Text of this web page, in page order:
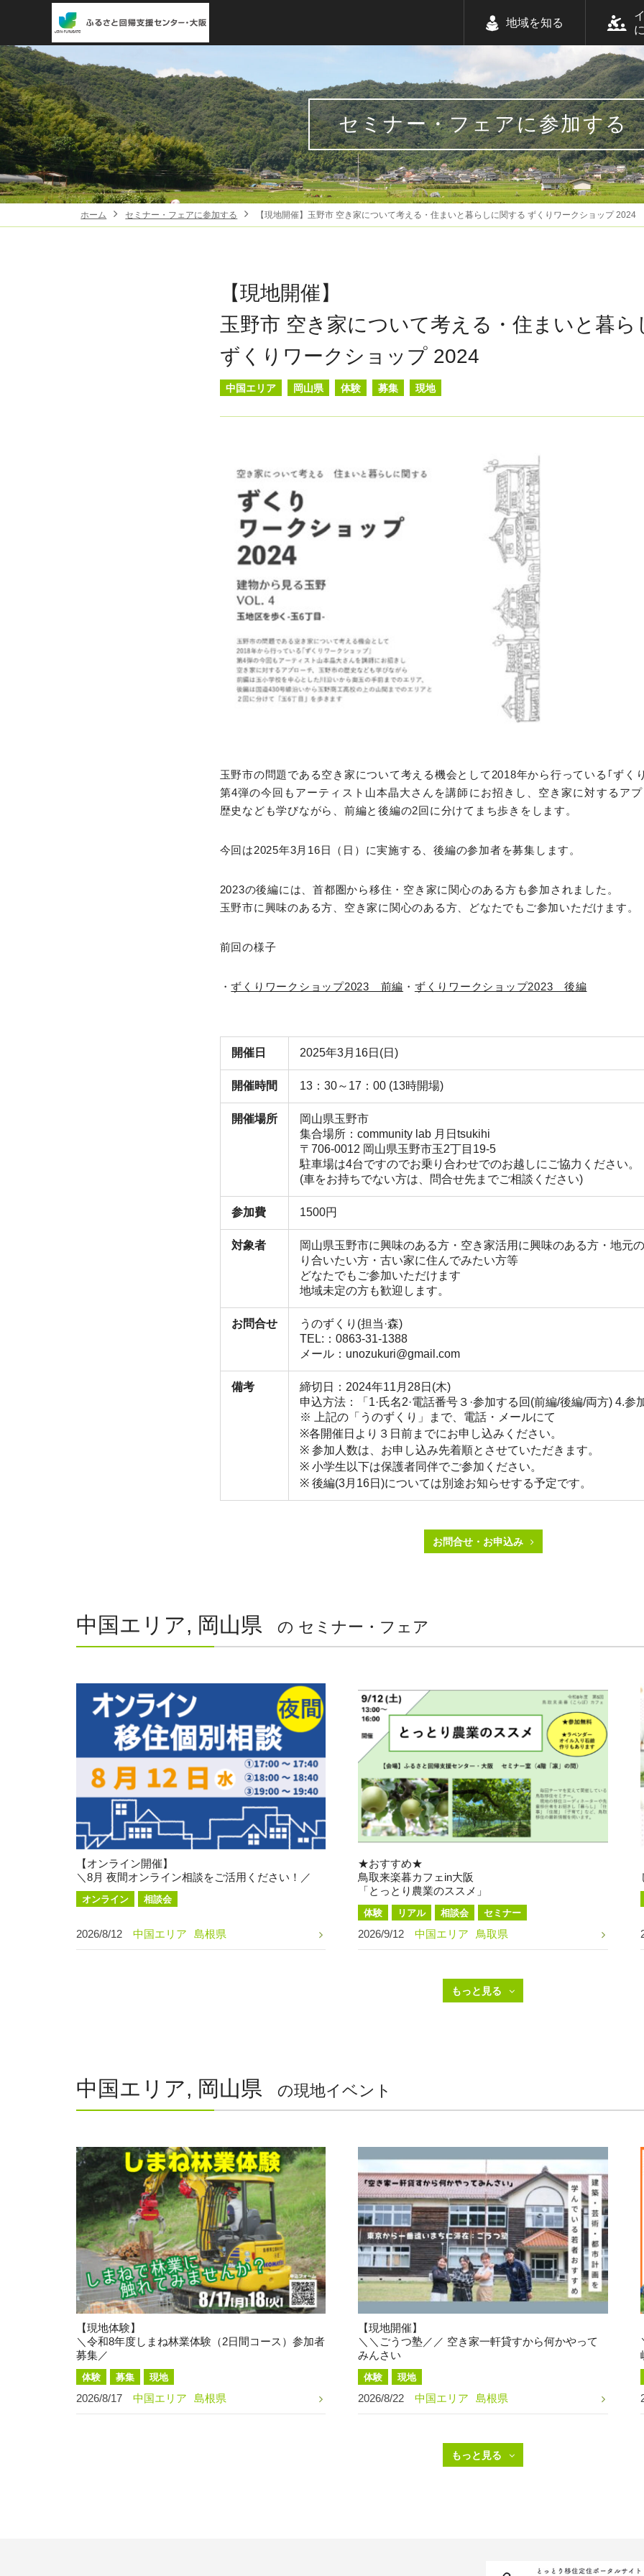
地域を知る
セミナー・フェアに参加する
ホーム セミナー・フェアに参加する 【現地開催】玉野市 空き家について考える・住まいと暮らしに関する ずくりワークショップ 2024
【現地開催】
玉野市 空き家について考える・住まいと暮ら
ずくりワークショップ 2024
中国エリア 岡山県 体験 募集 現地
玉野市の問題である空き家について考える機会として2018年から行っている｢ずく
第4弾の今回もアーティスト山本晶大さんを講師にお招きし、空き家に対するア
歴史なども学びながら、前編と後編の2回に分けてまち歩きをします。
今回は2025年3月16日（日）に実施する、後編の参加者を募集します。
2023の後編には、首都圏から移住・空き家に関心のある方も参加されました。
玉野市に興味のある方、空き家に関心のある方、どなたでもご参加いただけます。
前回の様子
・ずくりワークショップ2023 前編 ・ ずくりワークショップ2023 後編
開催日 2025年3月16日(日)
開催時間 13：30～17：00 (13時開場)
開催場所
岡山県玉野市
集合場所：community lab 月日tsukihi
〒706-0012 岡山県玉野市玉2丁目19-5
駐車場は4台ですのでお乗り合わせでのお越しにご協力ください。
(車をお持ちでない方は、問合せ先までご相談ください)
参加費 1500円
対象者
岡山県玉野市に興味のある方・空き家活用に興味のある方・地元
り合いたい方・古い家に住んでみたい方等
どなたでもご参加いただけます
地域未定の方も歓迎します。
お問合せ
うのずくり(担当·森)
TEL:：0863-31-1388
メール：unozukuri@gmail.com
備考
締切日：2024年11月28日(木)
申込方法：「1·氏名2·電話番号３·参加する回(前編/後編/両方) 4.参
※ 上記の「うのずくり」まで、電話・メールにて
※各開催日より３日前までにお申し込みください。
※ 参加人数は、お申し込み先着順とさせていただきます。
※ 小学生以下は保護者同伴でご参加ください。
※ 後編(3月16日)については別途お知らせする予定です。
お問合せ・お申込み
中国エリア, 岡山県 の セミナー・フェア
【オンライン開催】
＼8月 夜間オンライン相談をご活用ください！／
オンライン 相談会
2026/8/12 中国エリア 島根県
★おすすめ★
鳥取来楽暮カフェin大阪
「とっとり農業のススメ」
体験 リアル 相談会 セミナー
2026/9/12 中国エリア 鳥取県
中国エリア, 岡山県 の現地イベント
【現地体験】
＼令和8年度しまね林業体験（2日間コース）参加者
募集／
体験 募集 現地
2026/8/17 中国エリア 島根県
【現地開催】
＼＼ごうつ塾／／ 空き家一軒貸すから何かやって
みんさい
体験 現地
2026/8/22 中国エリア 島根県